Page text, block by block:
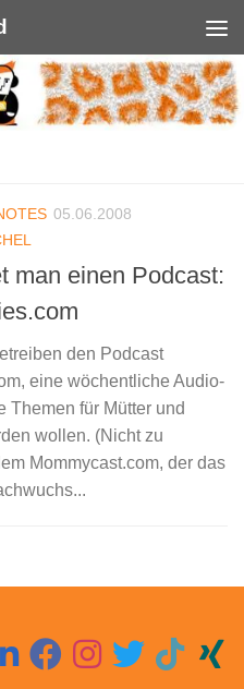
05.06.2008
man einen Podcast:
den Podcast
eine wöchentliche Audio-
Themen für Mütter und
wollen. (Nicht zu
Mommycast.com, der das